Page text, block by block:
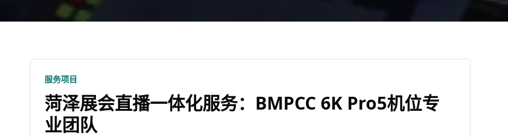
服务项目
菏泽展会直播一体化服务：BMPCC 6K Pro5机位专
业团队